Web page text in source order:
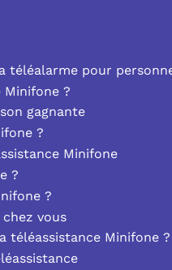
téléalarme pour
?
gagnante
?
Minifone
?
?
vous
téléassistance Minifone ?